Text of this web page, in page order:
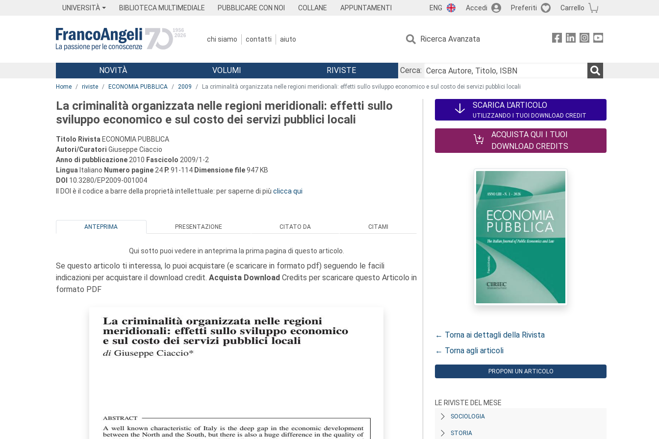
UNIVERSITÀ BIBLIOTECA MULTIMEDIALE PUBBLICARE CON NOI COLLANE APPUNTAMENTI ENG Accedi Preferiti Carrello
chi siamo contatti aiuto Ricerca Avanzata
Menu
NOVITÀ VOLUMI RIVISTE
Cerca:
Home riviste ECONOMIA PUBBLICA 2009 La criminalità organizzata nelle regioni meridionali: effetti sullo sviluppo economico e sul costo dei servizi pubblici locali
La criminalità organizzata nelle regioni meridionali: effetti sullo
sviluppo economico e sul costo dei servizi pubblici locali
Titolo Rivista ECONOMIA PUBBLICA
Autori/Curatori Giuseppe Ciaccio
Anno di pubblicazione 2010 Fascicolo 2009/1-2
Lingua Italiano Numero pagine 24 P. 91-114 Dimensione file947 KB
DOI 10.3280/EP2009-001004
Il DOI è il codice a barre della proprietà intellettuale: per saperne di più clicca qui
ANTEPRIMA PRESENTAZIONE CITATO DA CITAMI
Qui sotto puoi vedere in anteprima la prima pagina di questo articolo.
Se questo articolo ti interessa, lo puoi acquistare (e scaricare in formato pdf) seguendo le facili
indicazioni per acquistare il download credit. Acquista Download Credits per scaricare questo Articolo in
formato PDF
SCARICA L'ARTICOLO
UTILIZZANDO I TUOI DOWNLOAD CREDIT
ACQUISTA QUI I TUOI
DOWNLOAD CREDITS
← Torna ai dettagli della Rivista
← Torna agli articoli
PROPONI UN ARTICOLO
LE RIVISTE DEL MESE
SOCIOLOGIA
STORIA